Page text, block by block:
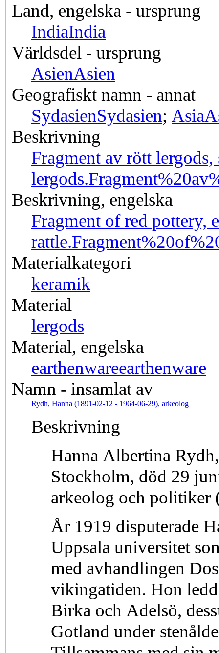
Land, engelska - ursprung
IndiaIndia
Världsdel - ursprung
AsienAsien
Geografiskt namn - annat
SydasienSydasien; Asia
Beskrivning
Fragment av rött
lergods.
Beskrivning, engelska
Fragment of red pottery,
rattle.
Materialkategori
keramik
Material
lergods
Material, engelska
earthenwareearthenware
Namn - insamlat av
Rydh, Hanna (1891-02-12 - 1964-06-29), arkeolog
Beskrivning
Hanna Albertina
Stockholm, död 29
arkeolog och politiker
År 1919 disputerade
Uppsala universitet
med avhandlingen
vikingatiden. Hon
Birka och Adelsö,
Gotland under